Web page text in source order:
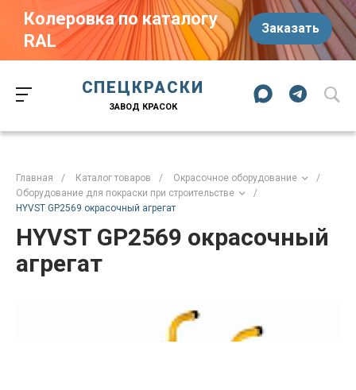
Колеровка по каталогу
RAL
Заказать
ул. Труда, д. 187 к.2
Челябинск
Челябинская область
СПЕЦКРАСКИ
ЗАВОД КРАСОК
Главная / Каталог товаров / Окрасочное оборудование
/
Оборудование для покраски при строительстве
/
HYVST GP2569 окрасочный агрегат
HYVST GP2569 окрасочный
агрегат